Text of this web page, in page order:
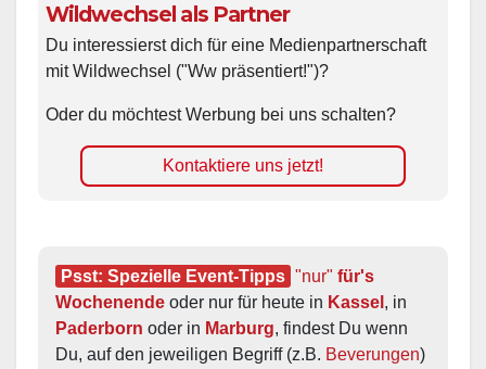
Wildwechsel als Partner
Du interessierst dich für eine Medienpartnerschaft
mit Wildwechsel ("Ww präsentiert!")?
Oder du möchtest Werbung bei uns schalten?
Kontaktiere uns jetzt!
Psst: Spezielle Event-Tipps "nur" für's
Wochenende oder nur für heute in Kassel
Paderborn oder in Marburg, findest Du wenn
Du, auf den jeweiligen Begriff (z.B. Beverungen)